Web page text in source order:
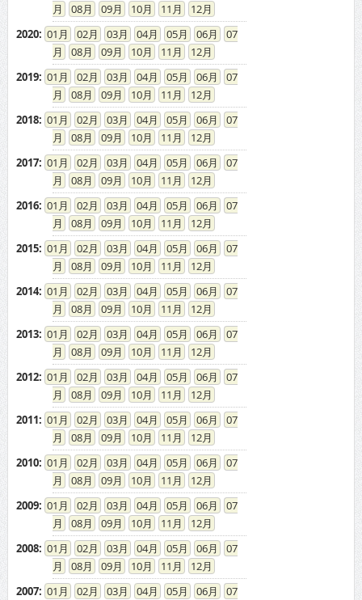
08
09 10 11
12
2020: 01 02 03 04 05 06
07
08
09 10 11
12
2019: 01 02 03 04 05 06
07
08
09 10 11
12
2018: 01 02 03 04 05 06
07
08
09 10 11
12
2017: 01 02 03 04 05 06
07
08
09 10 11
12
2016: 01 02 03 04 05 06
07
08
09 10 11
12
2015: 01 02 03 04 05 06
07
08
09 10 11
12
2014: 01 02 03 04 05 06
07
08
09 10 11
12
2013: 01 02 03 04 05 06
07
08
09 10 11
12
2012: 01 02 03 04 05 06
07
08
09 10 11
12
2011: 01 02 03 04 05 06
07
08
09 10 11
12
2010: 01 02 03 04 05 06
07
08
09 10 11
12
2009: 01 02 03 04 05 06
07
08
09 10 11
12
2008: 01 02 03 04 05 06
07
08
09 10 11
12
2007: 01 02 03 04 05 06
07